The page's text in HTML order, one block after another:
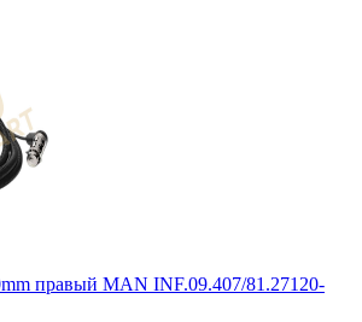
правый MAN INF.09.407/81.27120-